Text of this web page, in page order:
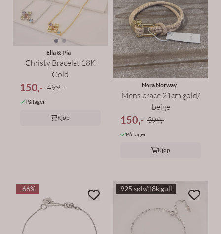
Ella & Pia
Christy Bracelet 18K
Gold
150,- 499,-
På lager
Kjøp
Nora Norway
Mens brace 21cm gold/
beige
150,- 399,-
På lager
Kjøp
-66% 925 sølv/18k gull